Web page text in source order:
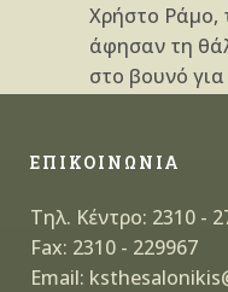
Χρήστο Ράμο,
άφησαν τη
στο βουνό για
ΕΠΙΚΟΙΝΩΝΙΑ
Τηλ. Κέντρο: 2310 -
Fax: 2310 - 229967
Email: